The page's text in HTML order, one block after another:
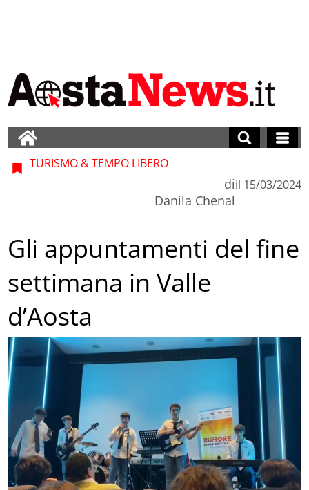
TURISMO & TEMPO LIBERO
di
Danila Chenal
il 15/03/2024
Gli appuntamenti del fine
settimana in Valle
d’Aosta